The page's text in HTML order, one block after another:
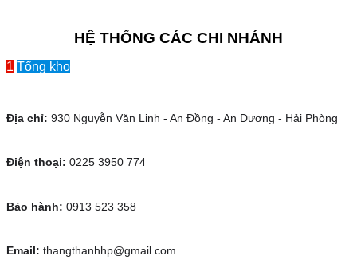
HỆ THỐNG CÁC CHI NHÁNH
1 Tổng kho
Địa chỉ: 930 Nguyễn Văn Linh - An Đồng - An Dương - Hải Phòng
Điện thoại: 0225 3950 774
Bảo hành: 0913 523 358
Email: thangthanhhp@gmail.com